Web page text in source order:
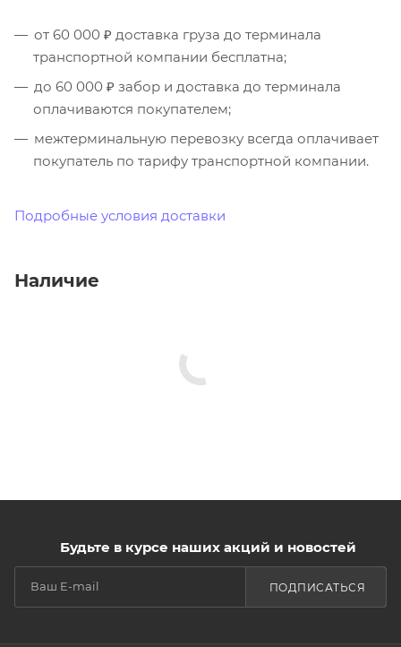
от 60 000 ₽ доставка груза до терминала
транспортной компании бесплатна;
до 60 000 ₽ забор и доставка до терминала
оплачиваются покупателем;
межтерминальную перевозку всегда оплачивает
покупатель по тарифу транспортной компании.
Подробные условия доставки
Наличие
Будьте в курсе наших акций и новостей
ПОДПИСАТЬСЯ